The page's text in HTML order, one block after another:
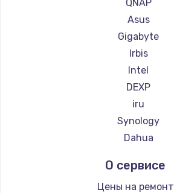
1360 руб.
Заказать
Замена петель
1250 руб.
Заказать
Настройка BIOS
1260 руб.
QNAP
Asus
Gigabyte
Irbis
Intel
DEXP
iru
Synology
Dahua
О сервисе
Цены на ремонт